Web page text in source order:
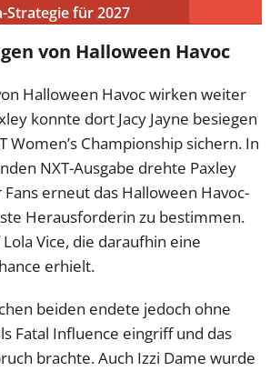
Strategie für 2027
von Halloween Havoc
Halloween Havoc wirken weiter
konnte dort Jacy Jayne besiegen
Women’s Championship sichern. In
NXT-Ausgabe drehte Paxley
erneut das Halloween Havoc-
Herausforderin zu bestimmen.
Vice, die daraufhin eine
erhielt.
beiden endete jedoch ohne
Fatal Influence eingriff und das
brachte. Auch Izzi Dame wurde